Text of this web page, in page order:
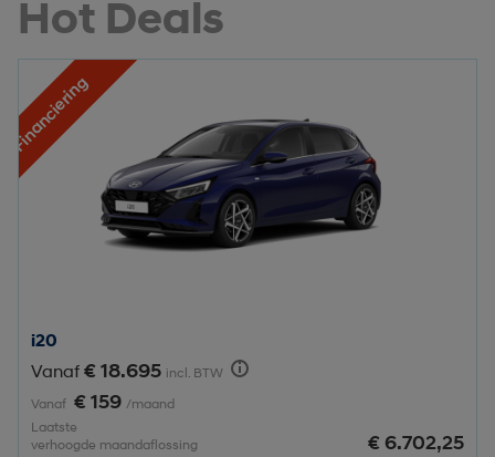
Hot Deals
Financiering
i20
Vanaf € 18.695 incl. BTW
Vanaf € 159 /maand
Laatste
verhoogde maandaflossing
€ 6.702,25